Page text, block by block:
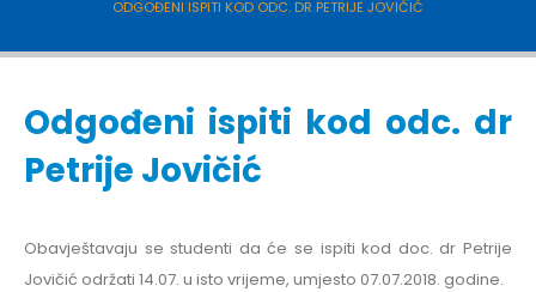
ODGOĐENI ISPITI KOD ODC. DR PETRIJE JOVIČIĆ
Odgođeni ispiti kod odc. dr
Petrije Jovičić
Obavještavaju se studenti da će se ispiti kod doc. dr Petrije
Jovičić održati 14.07. u isto vrijeme, umjesto 07.07.2018. godine.